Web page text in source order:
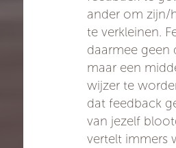
ander om zijn/
te verkleinen.
daarmee geen
maar een
wijzer te
dat feedback
van jezelf
vertelt immers